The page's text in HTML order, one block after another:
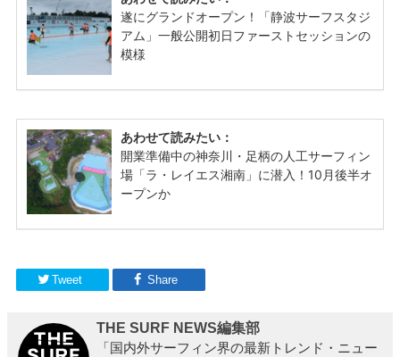
Tweet Share
THE SURF NEWS編集部
「国内外サーフィン界の最新トレンド・ニュー